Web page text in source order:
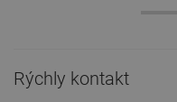
Rýchly kontakt